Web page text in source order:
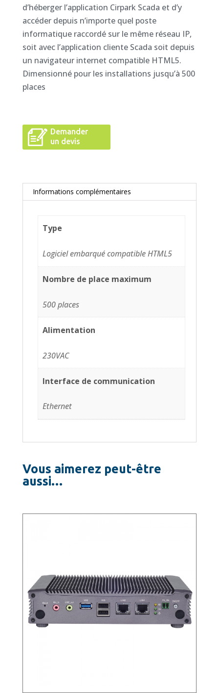
d’héberger l’application Cirpark Scada et d’y
accéder depuis n’importe quel poste
informatique raccordé sur le même réseau IP,
soit avec l’application cliente Scada soit depuis
un navigateur internet compatible HTML5.
Dimensionné pour les installations jusqu’à 500
places
Demander
un devis
Informations complémentaires
Type
Logiciel embarqué compatible HTML5
Nombre de place maximum
500 places
Alimentation
230VAC
Interface de communication
Ethernet
Vous aimerez peut-être
aussi…